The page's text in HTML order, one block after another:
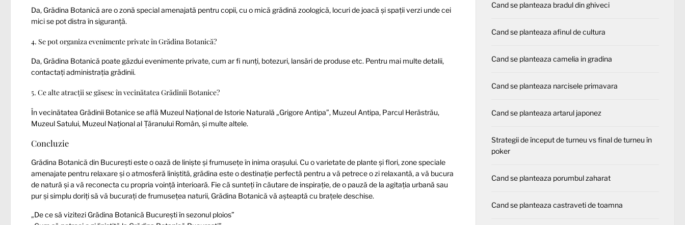
Da, Grădina Botanică are o zonă special amenajată pentru copii, cu o mică grădină zoologică, locuri de joacă și spații verzi unde cei
mici se pot distra în siguranță.
4. Se pot organiza evenimente private în Grădina Botanică?
Da, Grădina Botanică poate găzdui evenimente private, cum ar fi nunți, botezuri, lansări de produse etc. Pentru mai multe detalii,
contactați administrația grădinii.
5. Ce alte atracții se găsesc în vecinătatea Grădinii Botanice?
În vecinătatea Grădinii Botanice se află Muzeul Național de Istorie Naturală „Grigore Antipa”, Muzeul Antipa, Parcul Herăstrău,
Muzeul Satului, Muzeul Național al Țăranului Român, și multe altele.
Concluzie
Grădina Botanică din București este o oază de liniște și frumusețe în inima orașului. Cu o varietate de plante și flori, zone speciale
amenajate pentru relaxare și o atmosferă liniștită, grădina este o destinație perfectă pentru a vă petrece o zi relaxantă, a vă bucura
de natură și a vă reconecta cu propria voință interioară. Fie că sunteți în căutare de inspirație, de o pauză de la agitația urbană sau
pur și simplu doriți să vă bucurați de frumusețea naturii, Grădina Botanică vă așteaptă cu brațele deschise.
„De ce să vizitezi Grădina Botanică București în sezonul ploios”
Cand se planteaza bradul din ghiveci
Cand se planteaza afinul de cultura
Cand se planteaza camelia in gradina
Cand se planteaza narcisele primavara
Cand se planteaza artarul japonez
Strategii de început de turneu vs final de turneu în
poker
Cand se planteaza porumbul zaharat
Cand se planteaza castraveti de toamna